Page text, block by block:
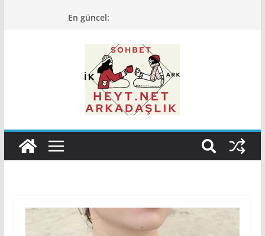
En güncel: